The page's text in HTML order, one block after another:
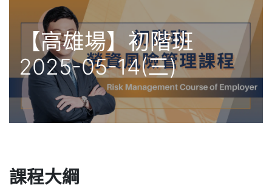
【高雄場】初階班
2025-05-14(三)
課程大綱